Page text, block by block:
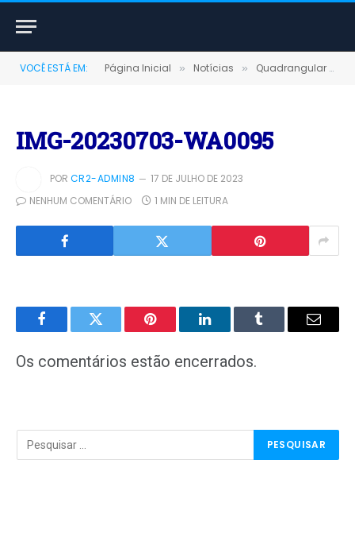
VOCÊ ESTÁ EM: Página Inicial » Notícias » Quadrangular Terra-santense comemorativo em Terra Santa 2023
IMG-20230703-WA0095
POR CR2-ADMIN8
17 DE JULHO DE 2023
NENHUM COMENTÁRIO
1 MIN DE LEITURA
FacebookTwitter Pinterest LinkedInTumblr
E-
Os comentários estão encerrados.